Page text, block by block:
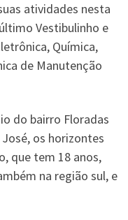
atividades nesta
Vestibulinho e
Química,
de Manutenção
do bairro Floradas
os horizontes
que tem 18 anos,
na região sul, e